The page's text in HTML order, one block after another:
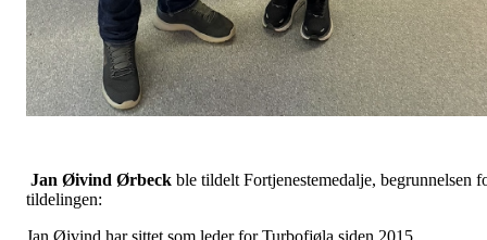
Jan Øivind Ørbeck ble tildelt Fortjenestemedalje, begrunnelsen
tildelingen:
Jan Øivind har sittet som leder for Turbofjøla siden 2015.